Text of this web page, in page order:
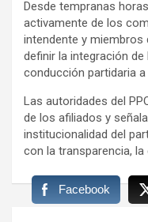
Desde tempranas
activamente de los
intendente y miembros
definir la integración
conducción partidaria a
Las autoridades del
de los afiliados y
institucionalidad del
con la transparencia,
Facebook